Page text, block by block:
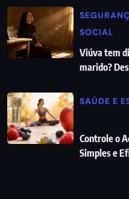
SOCIAL
Viúva tem
marido?
SAÚDE E
Controle o
Simples e